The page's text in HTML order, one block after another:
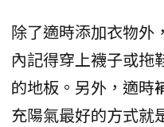
除了適時添加衣物外
內記得穿上襪子或拖
的地板。另外，適時
充陽氣最好的方式就